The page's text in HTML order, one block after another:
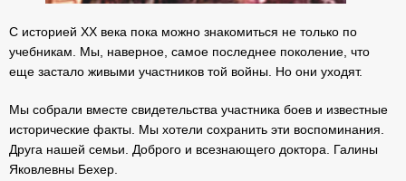
С историей ХХ века пока можно знакомиться не только по
учебникам. Мы, наверное, самое последнее поколение, что
еще застало живыми участников той войны. Но они уходят.
Мы собрали вместе свидетельства участника боев и известные
исторические факты. Мы хотели сохранить эти воспоминания.
Друга нашей семьи. Доброго и всезнающего доктора. Галины
Яковлевны Бехер.